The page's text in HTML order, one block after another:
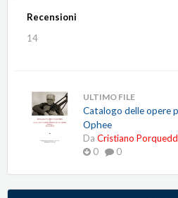
Recensioni
14
ULTIMO FILE
Catalogo delle opere
Ophee
Da Cristiano
0
0